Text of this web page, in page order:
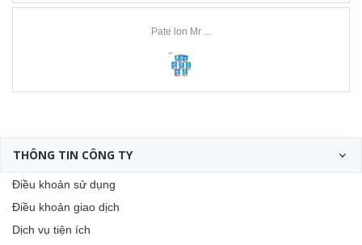
Pate lon Mr ...
THÔNG TIN CÔNG TY
Điều khoản sử dụng
Điều khoản giao dịch
Dịch vụ tiện ích